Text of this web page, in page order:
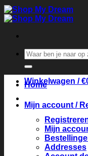
Zoeken
naar:
Winkelwagen /€
Home
Mijn account /
Mijn
Addresses